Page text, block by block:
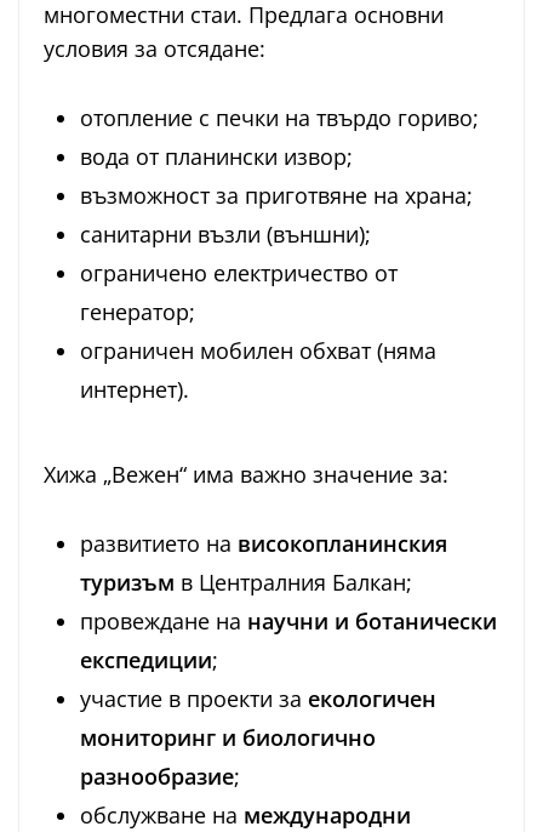
многоместни стаи. Предлага основни
условия за отсядане:
отопление с печки на твърдо гориво;
вода от планински извор;
възможност за приготвяне на храна;
санитарни възли (външни);
ограничено електричество от
генератор;
ограничен мобилен обхват (няма
интернет).
Хижа „Вежен“ има важно значение за:
развитието на високопланинския
туризъм в Централния Балкан;
провеждане на научни и ботанически
експедиции;
участие в проекти за екологичен
мониторинг и биологично
разнообразие;
обслужване на международни